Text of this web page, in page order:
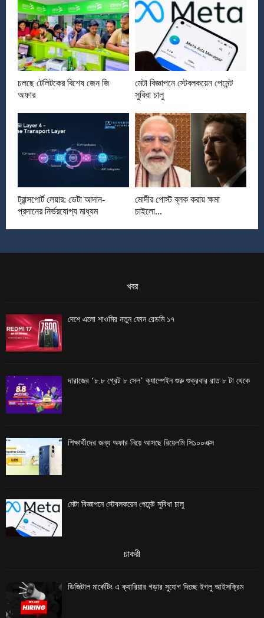
চলছে টেলিটকের বিশেষ জেন জি
অফার
মেটা বিজ্ঞাপনে স্টেবলকয়েন পেমেন্ট
সুবিধা চালু
ট্রান্সপোর্ট লেয়ার: ডেটা আদান-
প্রদানের নির্ভরযোগ্য মাধ্যম
মোদীর পোস্ট ব্লক করায় ক্ষমা
চাইলো...
খবর
দেশে এলো শাওমির নতুন ফোন রেডমি ১৭
দারাজের ‘৮.৮ গ্রেট ৮ সেল’ ক্যাম্পেইন শুরু শুক্রবার রাত ৮ টা থেকে
শিক্ষার্থীদের জন্য অফার নিয়ে আসছে রিয়েলমি সি১০০এক্স
মেটা বিজ্ঞাপনে স্টেবলকয়েন পেমেন্ট সুবিধা চালু
চাকরী
ডিজিটাল মার্কেটিং এ ক্যারিয়ার গড়ার সুযোগ দিচ্ছে ইগলু আইসক্রিম